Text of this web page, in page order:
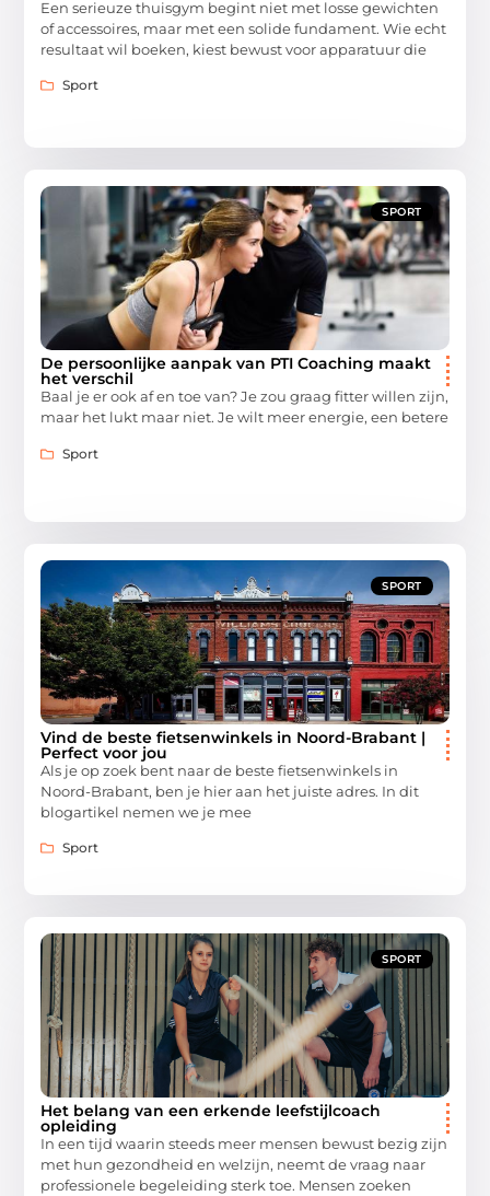
Een serieuze thuisgym begint niet met losse gewichten
of accessoires, maar met een solide fundament. Wie echt
resultaat wil boeken, kiest bewust voor apparatuur die
Sport
SPORT
De persoonlijke aanpak van PTI Coaching maakt
het verschil
Baal je er ook af en toe van? Je zou graag fitter willen zijn,
maar het lukt maar niet. Je wilt meer energie, een betere
Sport
SPORT
Vind de beste fietsenwinkels in Noord-Brabant |
Perfect voor jou
Als je op zoek bent naar de beste fietsenwinkels in
Noord-Brabant, ben je hier aan het juiste adres. In dit
blogartikel nemen we je mee
Sport
SPORT
Het belang van een erkende leefstijlcoach
opleiding
In een tijd waarin steeds meer mensen bewust bezig zijn
met hun gezondheid en welzijn, neemt de vraag naar
professionele begeleiding sterk toe. Mensen zoeken